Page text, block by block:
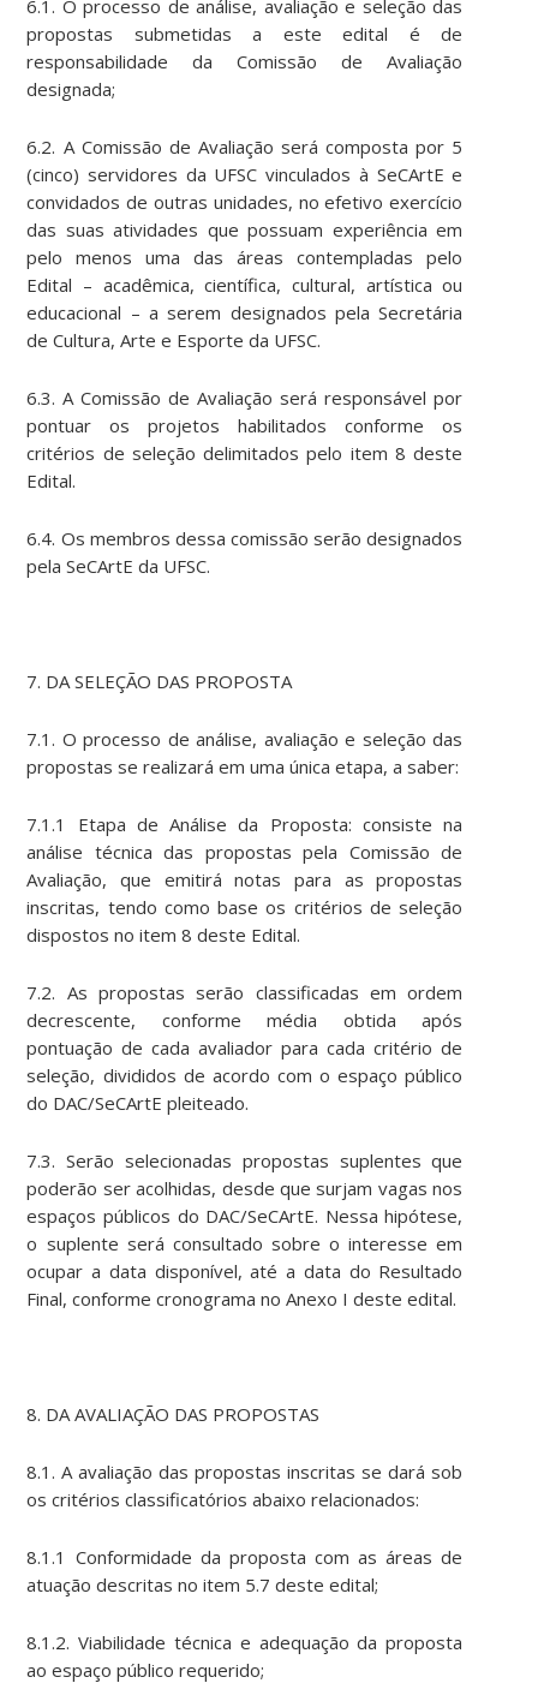
6.1. O processo de análise, avaliação e seleção das
propostas submetidas a este edital é de
responsabilidade da Comissão de Avaliação
designada;
6.2. A Comissão de Avaliação será composta por 5
(cinco) servidores da UFSC vinculados à SeCArtE e
convidados de outras unidades, no efetivo exercício
das suas atividades que possuam experiência em
pelo menos uma das áreas contempladas pelo
Edital – acadêmica, científica, cultural, artística ou
educacional – a serem designados pela Secretária
de Cultura, Arte e Esporte da UFSC.
6.3. A Comissão de Avaliação será responsável por
pontuar os projetos habilitados conforme os
critérios de seleção delimitados pelo item 8 deste
Edital.
6.4. Os membros dessa comissão serão designados
pela SeCArtE da UFSC.
7. DA SELEÇÃO DAS PROPOSTA
7.1. O processo de análise, avaliação e seleção das
propostas se realizará em uma única etapa, a saber:
7.1.1 Etapa de Análise da Proposta: consiste na
análise técnica das propostas pela Comissão de
Avaliação, que emitirá notas para as propostas
inscritas, tendo como base os critérios de seleção
dispostos no item 8 deste Edital.
7.2. As propostas serão classificadas em ordem
decrescente, conforme média obtida após
pontuação de cada avaliador para cada critério de
seleção, divididos de acordo com o espaço público
do DAC/SeCArtE pleiteado.
7.3. Serão selecionadas propostas suplentes que
poderão ser acolhidas, desde que surjam vagas nos
espaços públicos do DAC/SeCArtE. Nessa hipótese,
o suplente será consultado sobre o interesse em
ocupar a data disponível, até a data do Resultado
Final, conforme cronograma no Anexo I deste edital.
8. DA AVALIAÇÃO DAS PROPOSTAS
8.1. A avaliação das propostas inscritas se dará sob
os critérios classificatórios abaixo relacionados:
8.1.1 Conformidade da proposta com as áreas de
atuação descritas no item 5.7 deste edital;
8.1.2. Viabilidade técnica e adequação da proposta
ao espaço público requerido;